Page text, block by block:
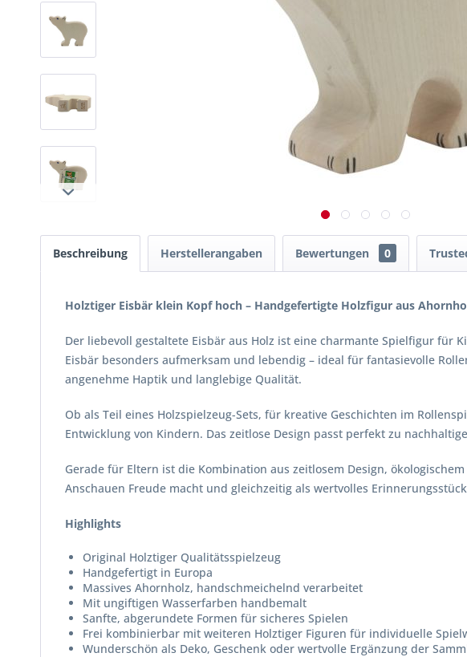
Beschreibung Herstellerangaben Bewertungen 0
Holztiger Eisbär klein Kopf hoch – Handgefertigte Holzfigur aus
Der liebevoll gestaltete Eisbär aus Holz ist eine charmante Spielfigur
Eisbär besonders aufmerksam und lebendig – ideal für fantasievolle
angenehme Haptik und langlebige Qualität.
Ob als Teil eines Holzspielzeug-Sets, für kreative Geschichten im
Entwicklung von Kindern. Das zeitlose Design passt perfekt zu
Gerade für Eltern ist die Kombination aus zeitlosem Design,
Anschauen Freude macht und gleichzeitig als wertvolles
Highlights
Original Holztiger Qualitätsspielzeug
Handgefertigt in Europa
Massives Ahornholz, handschmeichelnd verarbeitet
Mit ungiftigen Wasserfarben handbemalt
Sanfte, abgerundete Formen für sicheres Spielen
Frei kombinierbar mit weiteren Holztiger Figuren für individuelle
Wunderschön als Deko, Geschenk oder wertvolle Ergänzung der